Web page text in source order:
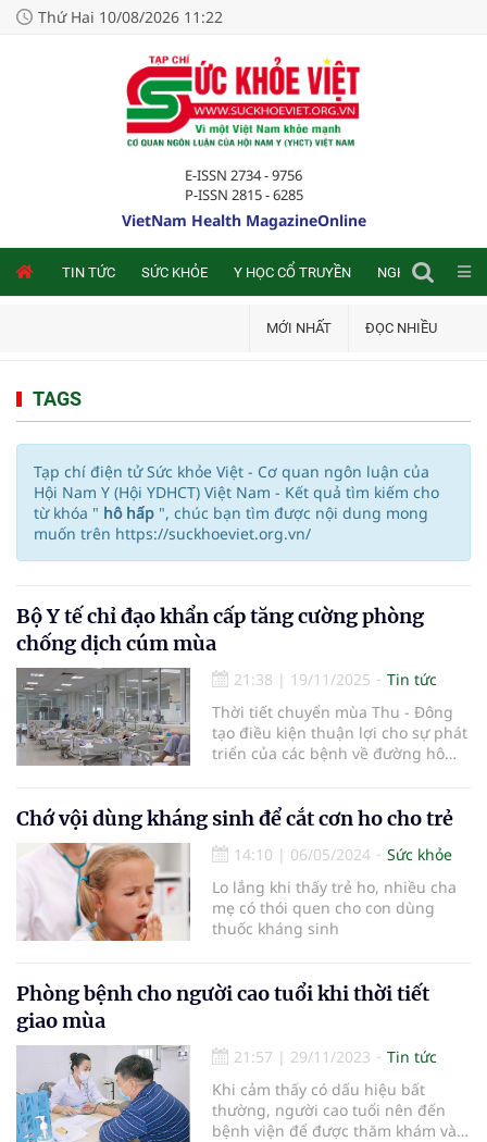
Thứ Hai 10/08/2026 11:22
E-ISSN 2734 - 9756
P-ISSN 2815 - 6285
VietNam Health MagazineOnline
TIN TỨC SỨC KHỎE Y HỌC CỔ TRUYỀN NGHIÊN CỨU
MỚI NHẤT ĐỌC NHIỀU
TAGS
Tạp chí điện tử Sức khỏe Việt - Cơ quan ngôn luận của
Hội Nam Y (Hội YDHCT) Việt Nam - Kết quả tìm kiếm cho
từ khóa " hô hấp ", chúc bạn tìm được nội dung mong
muốn trên https://suckhoeviet.org.vn/
Bộ Y tế chỉ đạo khẩn cấp tăng cường phòng
chống dịch cúm mùa
21:38 | 19/11/2025
Tin tức
Thời tiết chuyển mùa Thu - Đông
tạo điều kiện thuận lợi cho sự phát
triển của các bệnh về đường hô
cầu các địa phương tăng cường
bệnh. Ghi nhận từ hệ thống giám
sát cho thấy số ca mắc cúm mùa
đang gia tăng, bao gồm nhiều
trường hợp diễn biến nặng tại các
bệnh viện tuyến cuối.
Chớ vội dùng kháng sinh để cắt cơn ho cho trẻ
14:10 | 06/05/2024
Sức khỏe
Lo lắng khi thấy trẻ ho, nhiều cha
mẹ có thói quen cho con dùng
thuốc kháng sinh
Phòng bệnh cho người cao tuổi khi thời tiết
giao mùa
21:57 | 29/11/2023
Tin tức
Khi cảm thấy có dấu hiệu bất
thường, người cao tuổi nên đến
bệnh viện để được thăm khám và